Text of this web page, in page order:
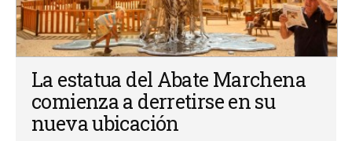
La estatua del Abate Marchena
comienza a derretirse en su
nueva ubicación